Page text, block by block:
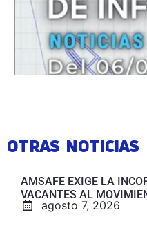
OTRAS NOTICIAS
AMSAFE EXIGE LA
VACANTES AL
agosto 7, 2026